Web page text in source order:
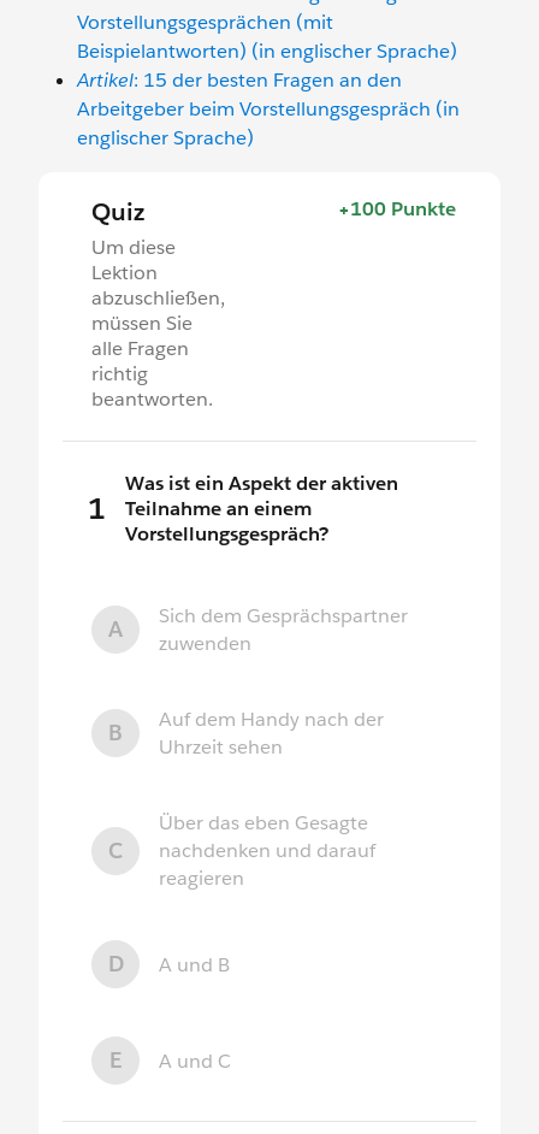
Vorstellungsgesprächen (mit
Beispielantworten) (in englischer Sprache)
Artikel: 15 der besten Fragen an den
Arbeitgeber beim Vorstellungsgespräch (in
englischer Sprache)